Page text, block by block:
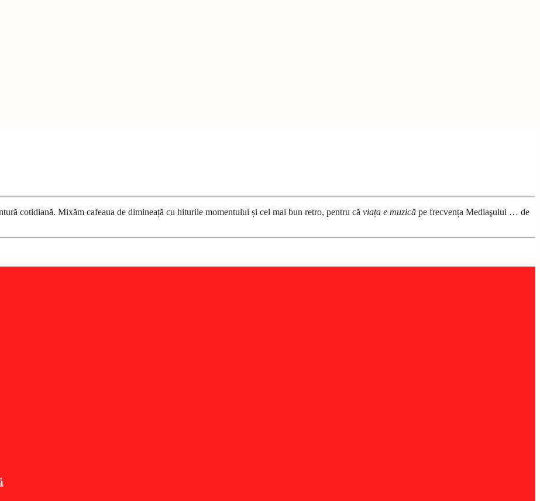
cotidiană. Mixăm cafeaua de dimineață cu hiturile momentului și cel mai bun retro, pentru că viața e muzică pe frecvența Mediaşului … de